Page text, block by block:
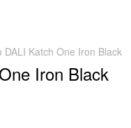
DALI Katch One Iron Black
Iron Black